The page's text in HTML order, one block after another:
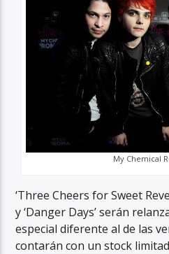
My Chemical
‘Three Cheers for Sweet
y ‘Danger Days’ serán
especial diferente al de las
contarán con un stock